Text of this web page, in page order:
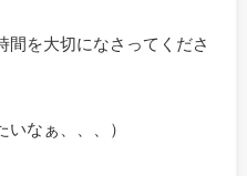
間を大切になさってくださ
いなぁ、、、）